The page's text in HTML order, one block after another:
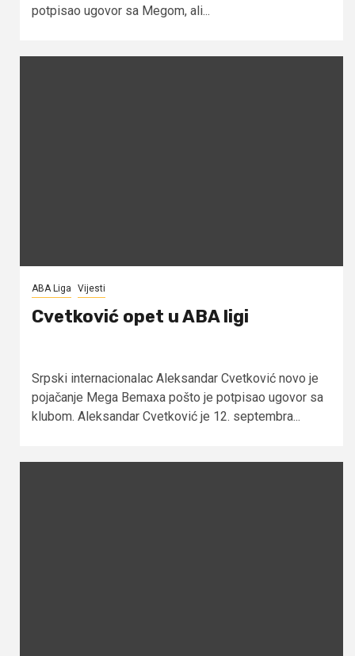
potpisao ugovor sa Megom, ali...
ABA Liga Vijesti
Cvetković opet u ABA ligi
Srpski internacionalac Aleksandar Cvetković novo je
pojačanje Mega Bemaxa pošto je potpisao ugovor sa
klubom. Aleksandar Cvetković je 12. septembra...